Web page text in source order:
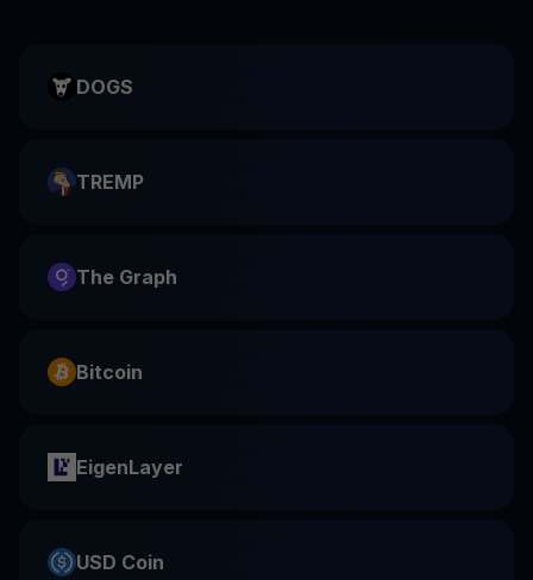
DOGS
TREMP
The Graph
Bitcoin
EigenLayer
USD Coin